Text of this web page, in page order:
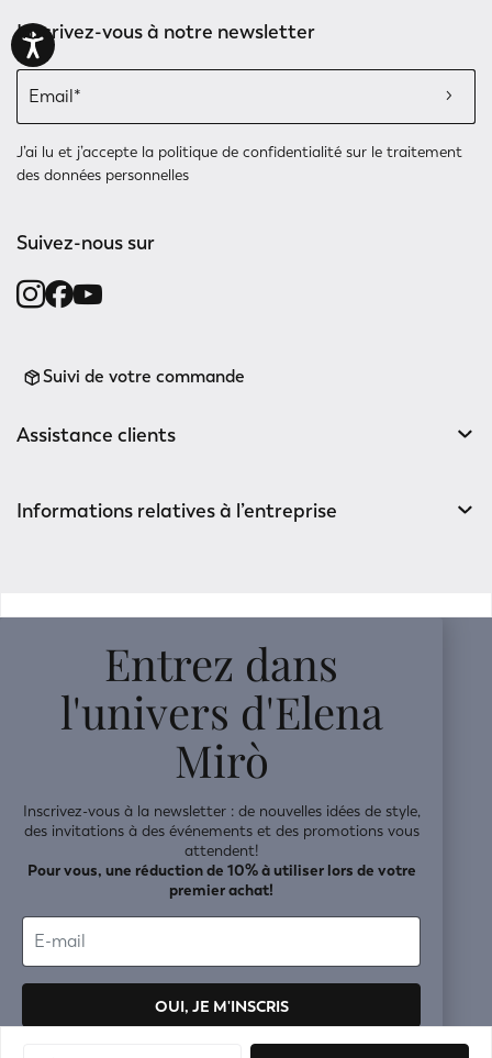
Inscrivez-vous à notre newsletter
J’ai lu et j’accepte la politique de confidentialité sur le traitement
des données personnelles
Suivez-nous sur
Suivi de votre commande
Assistance clients
Informations relatives à l’entreprise
Entrez dans
l'univers d'Elena
Mirò
Inscrivez-vous à la newsletter : de nouvelles idées de style,
des invitations à des événements et des promotions vous
attendent!
Pour vous, une réduction de 10% à utiliser lors de votre
premier achat!
OUI, JE M'INSCRIS